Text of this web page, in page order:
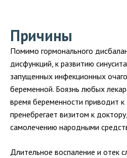
Причины
Помимо гормонального
дисфункций, к развитию
запущенных инфекционных
беременной. Боязнь любых
время беременности приводит
пренебрегает визитом к
самолечению народными
Длительное воспаление и отек